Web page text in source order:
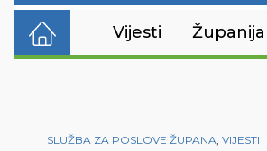
Vijesti Županija
SLUŽBA ZA POSLOVE ŽUPANA, VIJESTI